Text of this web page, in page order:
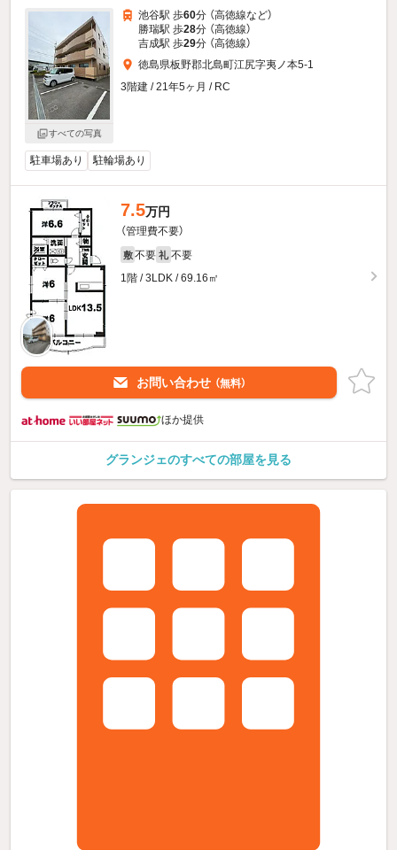
すべての写真
池谷駅 歩60分 （高徳線など）
勝瑞駅 歩28分 （高徳線）
吉成駅 歩29分 （高徳線）
徳島県板野郡北島町江尻字夷ノ本5-1
3階建 / 21年5ヶ月 / RC
駐車場あり 駐輪場あり
7.5万円
（管理費不要）
敷 不要 礼 不要
1階 / 3LDK / 69.16㎡
お問い合わせ （無料）
ほか提供
グランジェのすべての部屋を見る